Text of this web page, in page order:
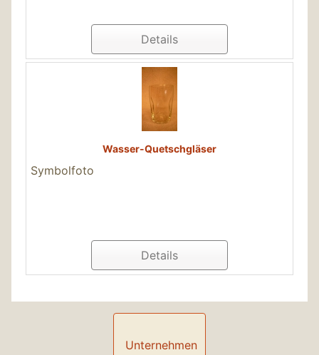
Details
Wasser-Quetschgläser
Symbolfoto
Details
Unternehmen